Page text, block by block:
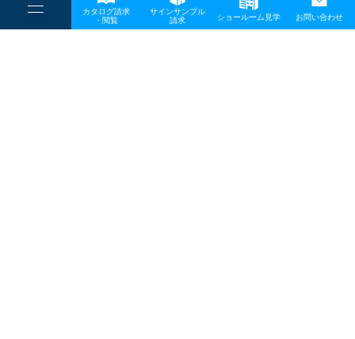
----
----
-
カタログ請求
・閲覧
サインサンプル
請求
ショールーム見学 お問い合わせ
一般事業主行動計画